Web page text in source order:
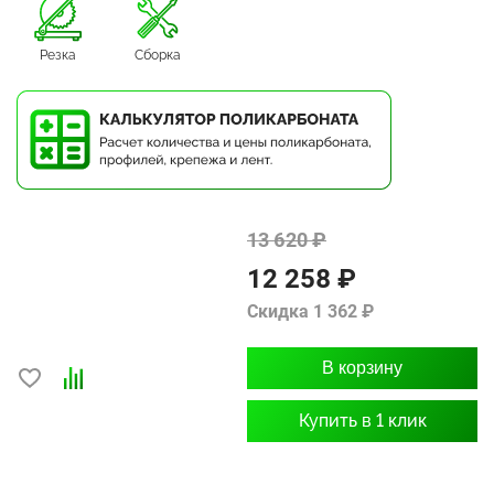
Резка Сборка
13 620 ₽
12 258 ₽
Скидка 1 362 ₽
В корзину
Купить в 1 клик